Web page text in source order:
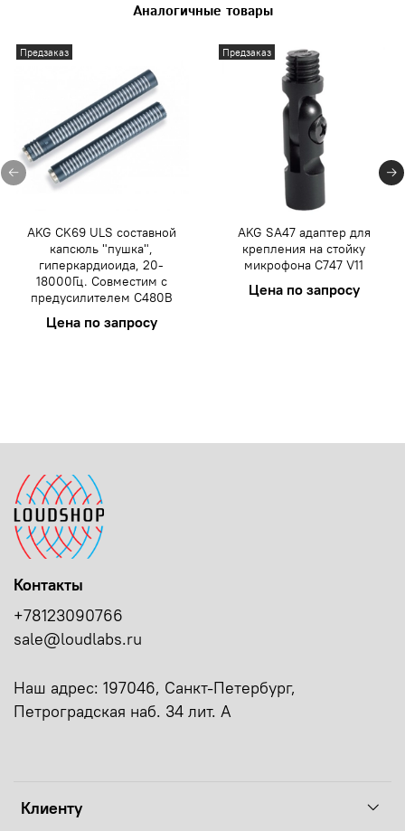
Аналогичные товары
Предзаказ
AKG CK69 ULS составной
капсюль "пушка",
гиперкардиоида, 20-
18000Гц. Совместим с
предусилителем C480B
Цена по запросу
Предзаказ
AKG SA47 адаптер для
крепления на стойку
микрофона C747 V11
Цена по запросу
Клиенту
Контакты
+78123090766
sale@loudlabs.ru
Наш адрес: 197046, Санкт-Петербург,
Петроградская наб. 34 лит. А